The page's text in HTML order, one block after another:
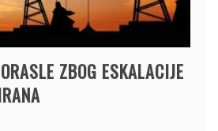
ZBOG ESKALACIJE